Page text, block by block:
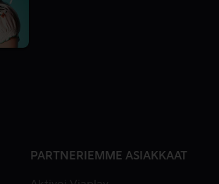
PARTNERIEMME ASIAKKAAT